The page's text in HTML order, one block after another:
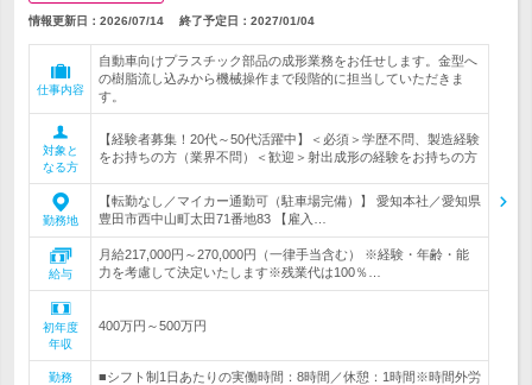
情報更新日：2026/07/14 終了予定日： 2027/01/04
仕事内容
自動車向けプラスチック部品の成形業務をお任せします。金型へ
の樹脂流し込みから機械操作まで段階的に担当していただきま
す。
対象と
なる方
【経験者募集！20代～50代活躍中】＜必須＞学歴不問、製造経験
をお持ちの方（業界不問）＜歓迎＞射出成形の経験をお持ちの方
勤務地
【転勤なし／マイカー通勤可（駐車場完備）】 愛知本社／愛知県
豊田市西中山町太田71番地83 【雇入…
給与
月給217,000円～270,000円（一律手当含む） ※経験・年齢・能
力を考慮して決定いたします※残業代は100％…
初年度
年収
400万円～500万円
勤務
■シフト制1日あたりの実働時間：8時間／休憩：1時間※時間外労